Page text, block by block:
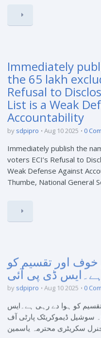
Immediately
the 65 lakh
Refusal to
List is a Weak
Accountability
by sdpipro Aug 10 2025 0
Immediately publish the
voters ECI’s Refusal to
Weak Defense Against
Thumbe, National General
اور تقسیم کو
ڈی پی آئی
by sdpipro Aug 10 2025 0
کو ہوا دے رہی ہے۔ایس
سوشیل ڈیموکریٹک پارٹی آف